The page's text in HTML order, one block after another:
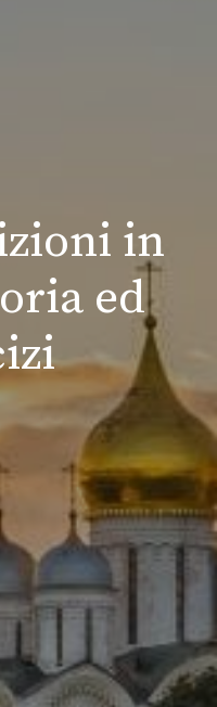
in
ed